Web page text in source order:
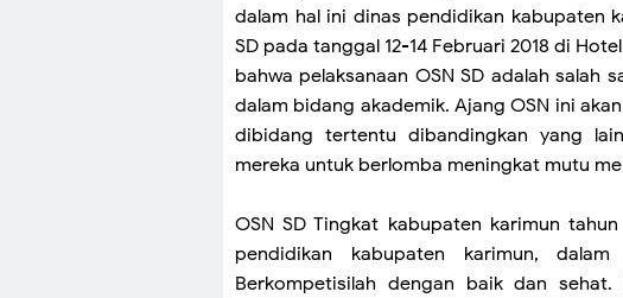
dalam hal ini dinas pendidikan kabupaten
SD pada tanggal 12-14 Februari 2018 di
bahwa pelaksanaan OSN SD adalah
dalam bidang akademik. Ajang OSN ini
dibidang tertentu dibandingkan yang
mereka untuk berlomba meningkat mutu
OSN SD Tingkat kabupaten karimun
pendidikan kabupaten karimun,
Berkompetisilah dengan baik dan